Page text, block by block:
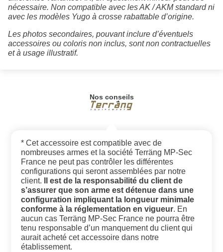
nécessaire. Non compatible avec les AK / AKM standard ni
avec les modèles Yugo à crosse rabattable d’origine.
Les photos secondaires, pouvant inclure d’éventuels
accessoires ou coloris non inclus, sont non contractuelles
et à usage illustratif.
Nos conseils
* Cet accessoire est compatible avec de
nombreuses armes et la société Terräng MP-Sec
France ne peut pas contrôler les différentes
configurations qui seront assemblées par notre
client. Il est de la responsabilité du client de
s’assurer que son arme est détenue dans une
configuration impliquant la longueur minimale
conforme à la réglementation en vigueur. En
aucun cas Terräng MP-Sec France ne pourra être
tenu responsable d’un manquement du client qui
aurait acheté cet accessoire dans notre
établissement.